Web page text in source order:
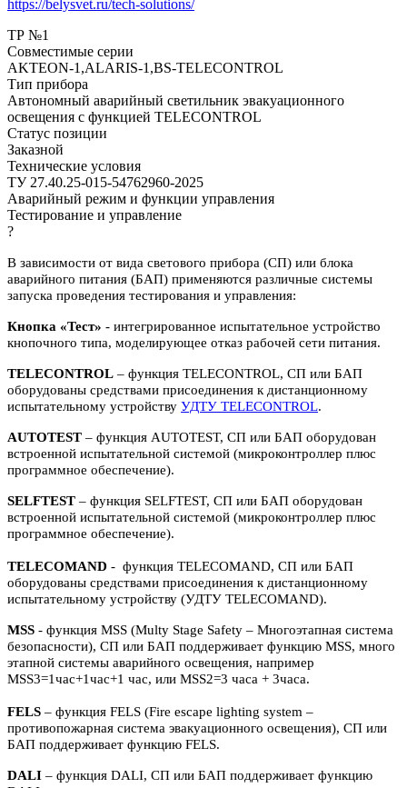
https://belysvet.ru/tech-solutions/
ТР №1
Совместимые серии
AKTEON-1,ALARIS-1,BS-TELECONTROL
Тип прибора
Автономный аварийный светильник эвакуационного
освещения с функцией TELECONTROL
Статус позиции
Заказной
Технические условия
ТУ 27.40.25-015-54762960-2025
Аварийный режим и функции управления
Тестирование и управление
?
В зависимости от вида светового прибора (СП) или блока
аварийного питания (БАП) применяются различные системы
запуска проведения тестирования и управления:
Кнопка «Тест» - интегрированное испытательное устройство
кнопочного типа, моделирующее отказ рабочей сети питания.
TELECONTROL – функция TELECONTROL, СП или БАП
оборудованы средствами присоединения к дистанционному
испытательному устройству УДТУ TELECONTROL.
AUTOTEST – функция AUTOTEST, СП или БАП оборудован
встроенной испытательной системой (микроконтроллер плюс
программное обеспечение).
SELFTEST – функция SELFTEST, СП или БАП оборудован
встроенной испытательной системой (микроконтроллер плюс
программное обеспечение).
TELECOMAND - функция TELECOMAND, СП или БАП
оборудованы средствами присоединения к дистанционному
испытательному устройству (УДТУ TELECOMAND).
MSS - функция MSS (Multy Stage Safety – Многоэтапная система
безопасности), СП или БАП поддерживает функцию MSS, много
этапной системы аварийного освещения, например
MSS3=1час+1час+1 час, или MSS2=3 часа + 3часа.
FELS – функция FELS (Fire escape lighting system –
противопожарная система эвакуационного освещения), СП или
БАП поддерживает функцию FELS.
DALI – функция DALI, СП или БАП поддерживает функцию